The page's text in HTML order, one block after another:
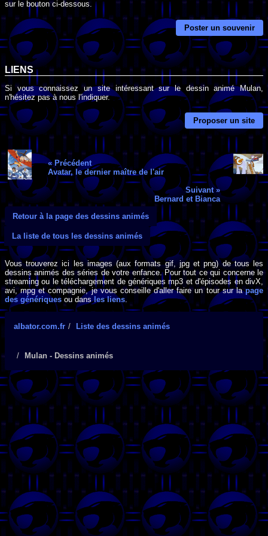
sur le bouton ci-dessous.
Poster un souvenir
LIENS
Si vous connaissez un site intéressant sur le dessin animé Mulan,
n'hésitez pas à nous l'indiquer.
Proposer un site
« Précédent
Avatar, le dernier maître de l'air
Suivant »
Bernard et Bianca
Retour à la page des dessins animés
La liste de tous les dessins animés
Vous trouverez ici les images (aux formats gif, jpg et png) de tous les
dessins animés des séries de votre enfance. Pour tout ce qui concerne le
streaming ou le téléchargement de génériques mp3 et d'épisodes en divX,
avi, mpg et compagnie, je vous conseille d'aller faire un tour sur lapage
des génériques ou dansles liens
albator.com.fr Liste des dessins animés
Mulan - Dessins animés